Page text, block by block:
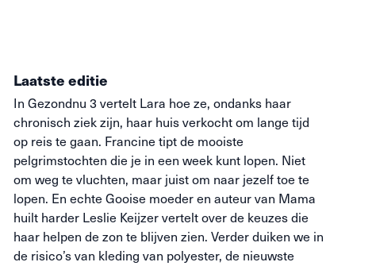
Laatste editie
In Gezondnu 3 vertelt Lara hoe ze, ondanks haar
chronisch ziek zijn, haar huis verkocht om lange tijd
op reis te gaan. Francine tipt de mooiste
pelgrimstochten die je in een week kunt lopen. Niet
om weg te vluchten, maar juist om naar jezelf toe te
lopen. En echte Gooise moeder en auteur van Mama
huilt harder Leslie Keijzer vertelt over de keuzes die
haar helpen de zon te blijven zien. Verder duiken we in
de risico’s van kleding van polyester, de nieuwste